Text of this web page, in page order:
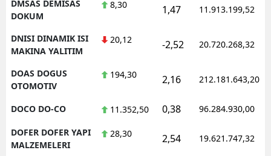
DMSAS DEMISAS
DOKUM
8,30 1,47 11.913.199,52
DNISI DINAMIK ISI
MAKINA YALITIM
20,12 -2,52 20.720.268,32
DOAS DOGUS
OTOMOTIV
194,30 2,16 212.181.643,20
DOCO DO-CO 11.352,50 0,38 96.284.930,00
DOFER DOFER YAPI
MALZEMELERI
28,30 2,54 19.621.747,32